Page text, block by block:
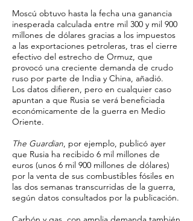
Moscú obtuvo hasta la fecha una ganancia
inesperada calculada entre mil 300 y mil 900
millones de dólares gracias a los impuestos
a las exportaciones petroleras, tras el cierre
efectivo del estrecho de Ormuz, que
provocó una creciente demanda de crudo
ruso por parte de India y China, añadió.
Los datos difieren, pero en cualquier caso
apuntan a que Rusia se verá beneficiada
económicamente de la guerra en Medio
Oriente.
The Guardian, por ejemplo, publicó ayer
que Rusia ha recibido 6 mil millones de
euros (unos 6 mil 900 millones de dólares)
por la venta de sus combustibles fósiles en
las dos semanas transcurridas de la guerra,
según datos consultados por la publicación.